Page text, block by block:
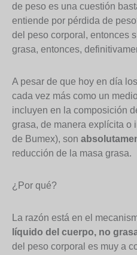
de peso es una cuestión
entiende por pérdida de
del peso corporal, entonces
grasa, entonces,
A pesar de que hoy en día
cada vez más como un
incluyen en la composición
grasa, de manera explícita o
de Bumex), son
reducción de la masa grasa.
¿Por qué?
La razón está en el
líquido del cuerpo, no
del peso corporal es muy a